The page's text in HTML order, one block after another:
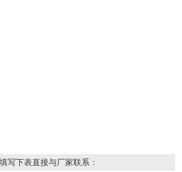
写下表直接与厂家联系：